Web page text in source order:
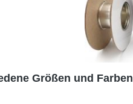
Größen und Farben